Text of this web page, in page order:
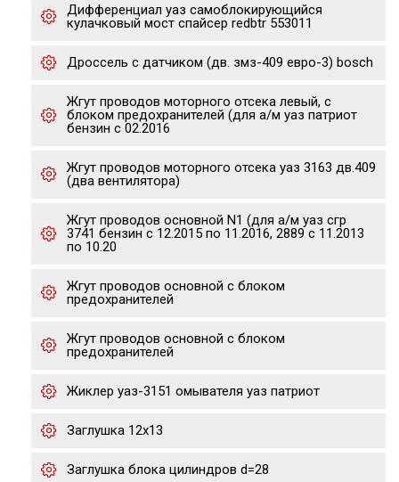
Дифференциал уаз самоблокирующийся
кулачковый мост спайсер redbtr 553011
Дроссель с датчиком (дв. змз-409 евро-3) bosch
Жгут проводов моторного отсека левый, с
блоком предохранителей (для а/м уаз патриот
бензин с 02.2016
Жгут проводов моторного отсека уаз 3163 дв.409
(два вентилятора)
Жгут проводов основной N1 (для а/м уаз сгр
3741 бензин с 12.2015 по 11.2016, 2889 с 11.2013
по 10.20
Жгут проводов основной с блоком
предохранителей
Жгут проводов основной с блоком
предохранителей
Жиклер уаз-3151 омывателя уаз патриот
Заглушка 12х13
Заглушка блока цилиндров d=28